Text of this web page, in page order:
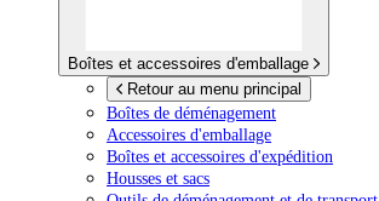
Boîtes et accessoires d'emballage
Retour au menu principal
Boîtes de déménagement
Accessoires d'emballage
Boîtes et accessoires d'expédition
Housses et sacs